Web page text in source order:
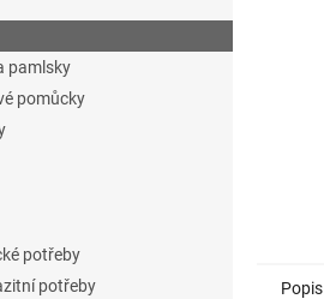
pamlsky
pomůcky
potřeby
potřeby
Popis